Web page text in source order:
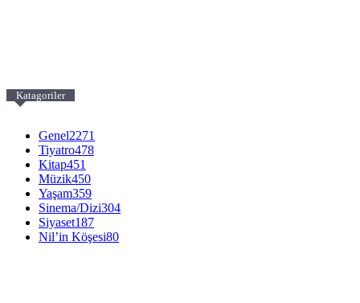
Katagoriler
Genel2271
Tiyatro478
Kitap451
Müzik450
Yaşam359
Sinema/Dizi304
Siyaset187
Nil’in Köşesi80